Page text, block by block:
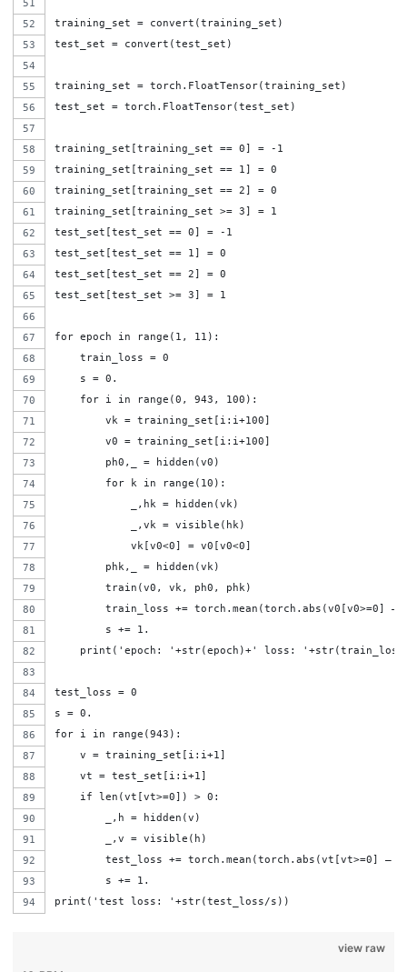
training_set = convert(training_set)
test_set = convert(test_set)
training_set = torch.FloatTensor(training_set)
test_set = torch.FloatTensor(test_set)
training_set[training_set == 0] = -1
training_set[training_set == 1] = 0
training_set[training_set == 2] = 0
training_set[training_set >= 3] = 1
test_set[test_set == 0] = -1
test_set[test_set == 1] = 0
test_set[test_set == 2] = 0
test_set[test_set >= 3] = 1
for epoch in range(1, 11):
    train_loss = 0
    s = 0.
    for i in range(0, 943, 100):
        vk = training_set[i:i+100]
        v0 = training_set[i:i+100]
        ph0,_ = hidden(v0)
        for k in range(10):
            _,hk = hidden(vk)
            _,vk = visible(hk)
            vk[v0<0] = v0[v0<0]
        phk,_ = hidden(vk)
        train(v0, vk, ph0, phk)
train_loss += torch.mean(torch.abs(v0[v0>=0] –
        s += 1.
print('epoch: '+str(epoch)+' loss:
test_loss = 0
s = 0.
for i in range(943):
    v = training_set[i:i+1]
    vt = test_set[i:i+1]
    if len(vt[vt>=0]) > 0:
        _,h = hidden(v)
        _,v = visible(h)
test_loss += torch.mean(torch.abs(vt[vt>=0] –
        s += 1.
print('test loss: '+str(test_loss/s))
view raw